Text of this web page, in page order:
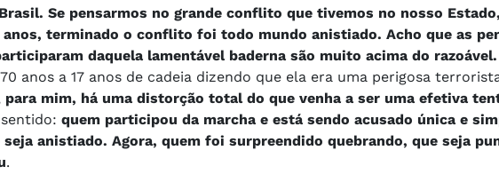
Se pensarmos no grande conflito que tivemos no nosso
anos, terminado o conflito foi todo mundo anistiado. Acho que as
daquela lamentável baderna são muito acima do razoável.
anos a 17 anos de cadeia dizendo que ela era uma perigosa
para mim, há uma distorção total do que venha a ser uma efetiva
quem participou da marcha e está sendo acusado única e
anistiado. Agora, quem foi surpreendido quebrando, que seja
.